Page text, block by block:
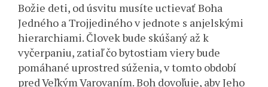
Božie deti, od úsvitu musíte uctievať Boha
Jedného a Trojjediného v jednote s anjelskými
hierarchiami. Človek bude skúšaný až k
vyčerpaniu, zatiaľ čo bytostiam viery bude
pomáhané uprostred súženia, v tomto období
pred Veľkým Varovaním. Boh dovoľuje, aby Jeho